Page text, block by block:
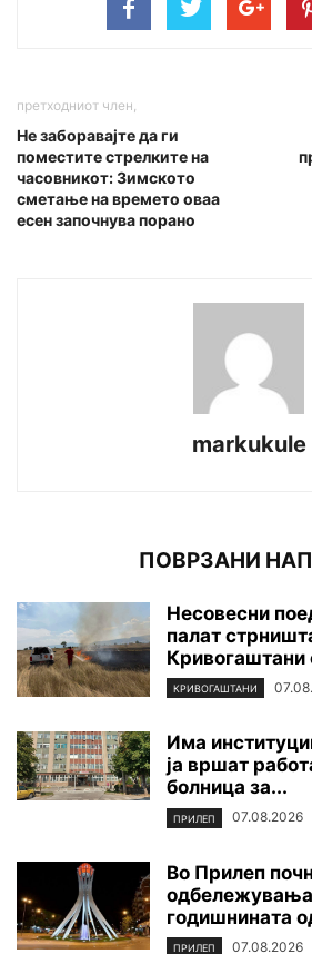
претходниот член,
Не заборавајте да ги
поместите стрелките на
часовникот: Зимското
сметање на времето оваа
есен започнува порано
markukule
ПОВРЗАНИ
Несовесни
палат
Кривогаштани
КРИВОГАШТАНИ
Има
ја вршат
болница за...
ПРИЛЕП 07.08.2026
Во Прилеп
годишнината
ПРИЛЕП 07.08.2026